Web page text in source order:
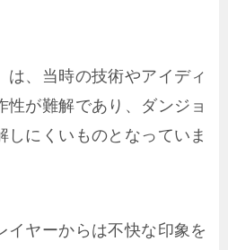
は、当時の技術やアイディ
性が難解であり、ダンジョ
しにくいものとなっていま
イヤーからは不快な印象を